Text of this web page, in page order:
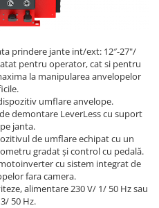
prindere jante int/ext: 12″-27"/
pentru operator, cat si pentru
la manipularea anvelopelor
umflare anvelope.
demontare LeverLess cu suport
janta.
de umflare echipat cu un
gradat și control cu ​​pedală.
cu sistem integrat de
fara camera.
alimentare 230 V/ 1/ 50 Hz sau
50 Hz.